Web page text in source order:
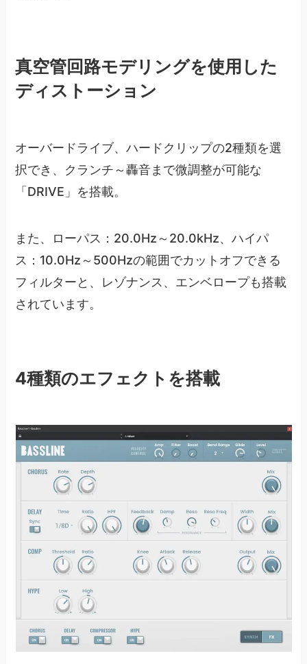
真空管回路モデリングを使用した
ディストーション
オーバードライブ、ハードクリップの2種類を選
択でき、クランチ～轟音まで微調整が可能な
「DRIVE」を搭載。
また、ローパス：20.0Hz～20.0kHz、ハイパ
ス：10.0Hz～500Hzの範囲でカットオフできる
フィルターと、レゾナンス、エンベロープも搭載
されています。
4種類のエフェクトを搭載